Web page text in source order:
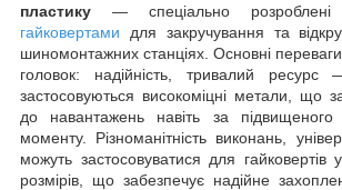
пластику — спеціально
гайковертами для закручування та
шиномонтажних станціях. Основні
головок: надійність, тривалий ресурс
застосовуються високоміцні метали, що
до навантажень навіть за підвищеного
моменту. Різноманітність виконань,
можуть застосовуватися для гайковертів
розмірів, що забезпечує надійне